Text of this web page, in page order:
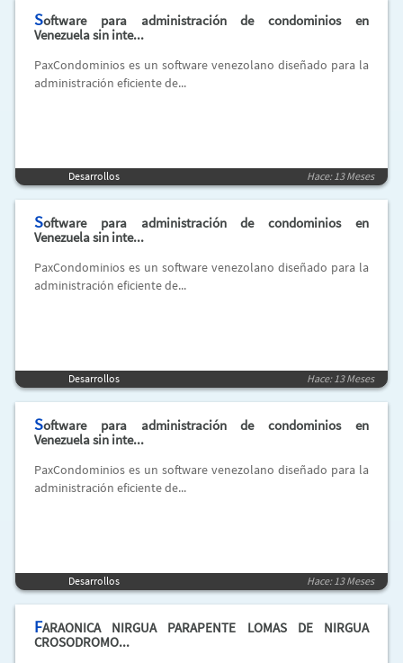
Software para administración de condominios en
Venezuela sin inte...
PaxCondominios es un software venezolano diseñado para la
administración eficiente de...
Desarrollos Hace: 13 Meses
Software para administración de condominios en
Venezuela sin inte...
PaxCondominios es un software venezolano diseñado para la
administración eficiente de...
Desarrollos Hace: 13 Meses
Software para administración de condominios en
Venezuela sin inte...
PaxCondominios es un software venezolano diseñado para la
administración eficiente de...
Desarrollos Hace: 13 Meses
FARAONICA NIRGUA PARAPENTE LOMAS DE NIRGUA
CROSODROMO...